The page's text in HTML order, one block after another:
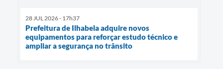
28 JUL 2026 - 17h37
Prefeitura de Ilhabela adquire novos
equipamentos para reforçar estudo técnico e
ampliar a segurança no trânsito